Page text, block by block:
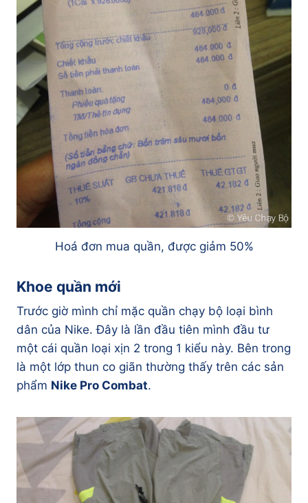
Hoá đơn mua quần, được giảm 50%
Khoe quần mới
Trước giờ mình chỉ mặc quần chạy bộ loại bình
dân của Nike. Đây là lần đầu tiên mình đầu tư
một cái quần loại xịn 2 trong 1 kiểu này. Bên trong
là một lớp thun co giãn thường thấy trên các sản
phẩm Nike Pro Combat.